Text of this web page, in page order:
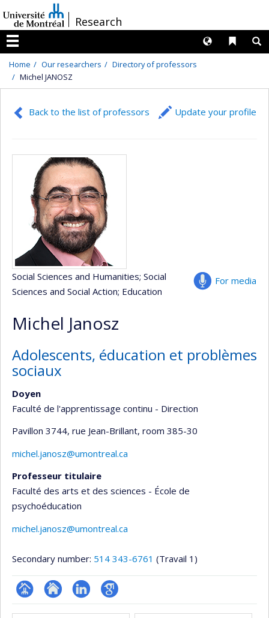
au
contenu
/Research
Menu
Liens
Langues
Home Our researchers
Directory of professors
Michel JANOSZ
Back to the list of professors Update your profile
For media
Social Sciences and Humanities; Social
Sciences and Social Action; Education
Michel Janosz
Adolescents, éducation et problèmes
sociaux
Doyen
Faculté de l'apprentissage continu - Direction
Pavillon 3744, rue Jean-Brillant, room 385-30
michel.janosz@umontreal.ca
Professeur titulaire
Faculté des arts et des sciences - École de
psychoéducation
michel.janosz@umontreal.ca
Secondary number: 514 343-6761 (Travail 1)
Page Site
LinkedInGoogle